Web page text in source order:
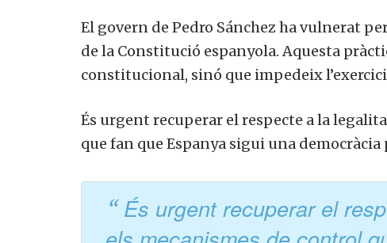
El govern de Pedro Sánchez ha vulnerat
de la Constitució espanyola. Aquesta
constitucional, sinó que impedeix
És urgent recuperar el respecte a la
que fan que Espanya sigui una democràcia
És urgent recuperar el